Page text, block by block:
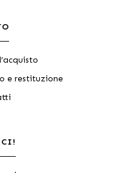
e restituzione